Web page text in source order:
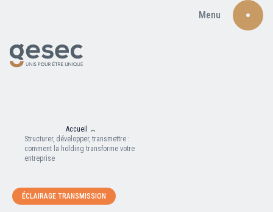
Menu
Qui sommes-nous ?
Recherche
Accueil
Structurer, développer, transmettre :
comment la holding transforme votre
entreprise
ÉCLAIRAGE TRANSMISSION